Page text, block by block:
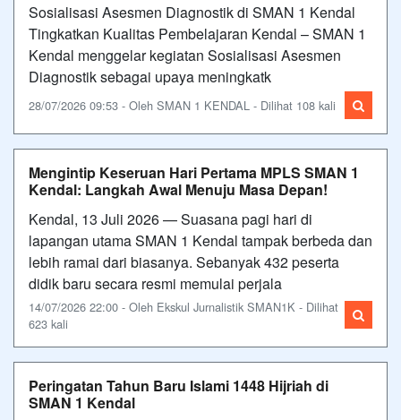
Sosialisasi Asesmen Diagnostik di SMAN 1 Kendal
Tingkatkan Kualitas Pembelajaran Kendal – SMAN 1
Kendal menggelar kegiatan Sosialisasi Asesmen
Diagnostik sebagai upaya meningkatk
28/07/2026 09:53 - Oleh SMAN 1 KENDAL - Dilihat 108 kali
Mengintip Keseruan Hari Pertama MPLS SMAN 1
Kendal: Langkah Awal Menuju Masa Depan!
Kendal, 13 Juli 2026 — Suasana pagi hari di
lapangan utama SMAN 1 Kendal tampak berbeda dan
lebih ramai dari biasanya. Sebanyak 432 peserta
didik baru secara resmi memulai perjala
14/07/2026 22:00 - Oleh Ekskul Jurnalistik SMAN1K - Dilihat
623 kali
Peringatan Tahun Baru Islami 1448 Hijriah di
SMAN 1 Kendal